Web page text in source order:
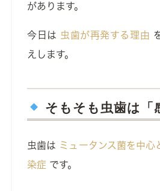
があります。
今日は 虫歯が再発する理由
えします。
そもそも虫歯は「
虫歯は ミュータンス菌を中心
染症 です。